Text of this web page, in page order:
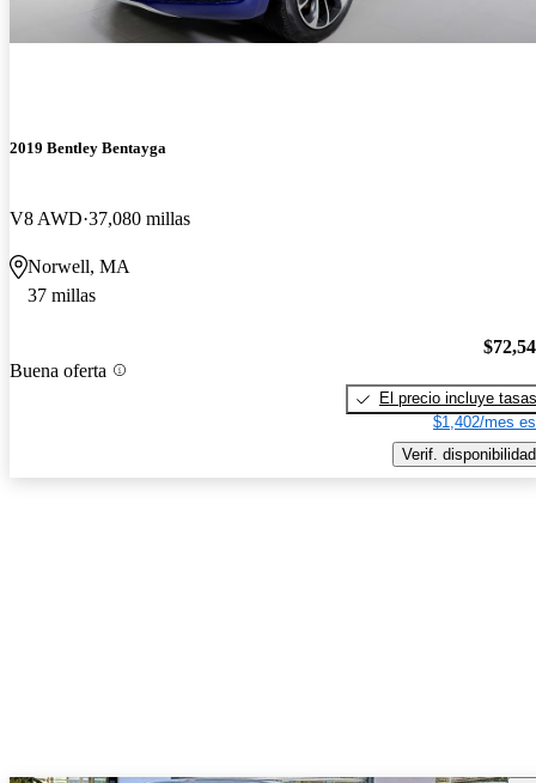
2019 Bentley Bentayga
V8 AWD 37,080 millas
Norwell, MA
37 millas
Buena oferta
El precio incluye tasas
$1,402/mes
Verif. disponibilidad